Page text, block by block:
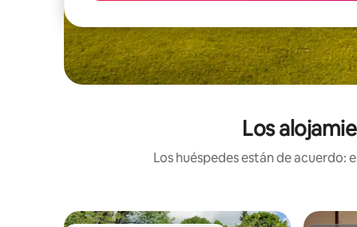
Los
Los huéspedes están de